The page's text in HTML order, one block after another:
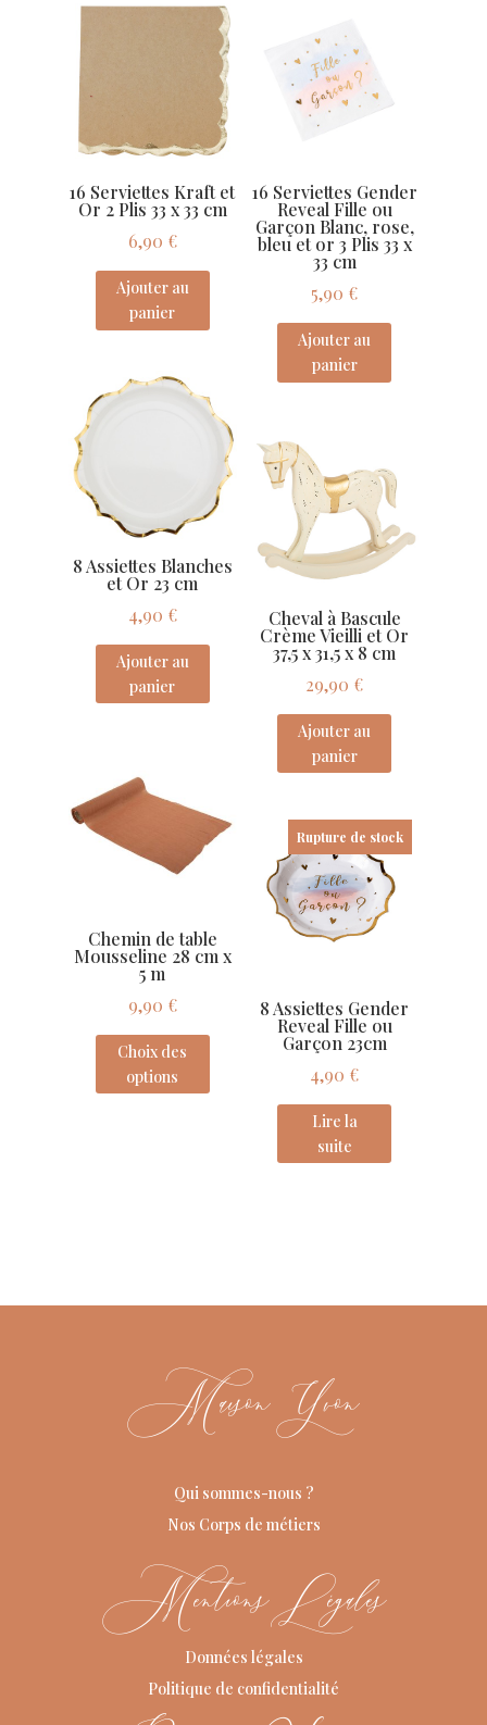
16 Serviettes Kraft et
Or 2 Plis 33 x 33 cm
6,90 €
Ajouter au
panier
16 Serviettes Gender
Reveal Fille ou
Garçon Blanc, rose,
bleu et or 3 Plis 33 x
33 cm
5,90 €
Ajouter au
panier
8 Assiettes Blanches
et Or 23 cm
4,90 €
Ajouter au
panier
Cheval à Bascule
Crème Vieilli et Or
37,5 x 31,5 x 8 cm
29,90 €
Ajouter au
panier
Chemin de table
Mousseline 28 cm x
5 m
9,90 €
Choix des
options
Rupture de stock
8 Assiettes Gender
Reveal Fille ou
Garçon 23cm
4,90 €
Lire la
suite
Maison Yvon
Qui sommes-nous ?
Nos Corps de métiers
Mentions Légales
Données légales
Politique de confidentialité